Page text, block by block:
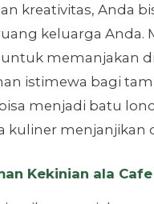
kreativitas, Anda
keluarga Anda.
memanjakan
istimewa bagi
menjadi batu
kuliner
Kekinian ala